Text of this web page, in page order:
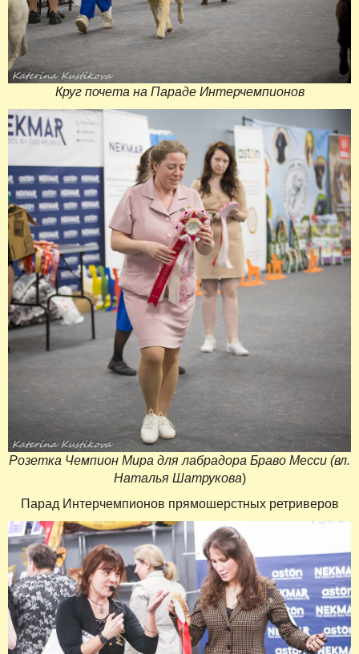
Круг почета на Параде Интерчемпионов
Розетка Чемпион Мира для лабрадора Браво Месси (вл.
Наталья Шатрукова)
Парад Интерчемпионов прямошерстных ретриверов